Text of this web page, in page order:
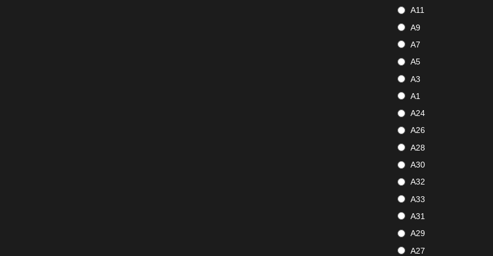
A11
A9
A7
A5
A3
A1
A24
A26
A28
A30
A32
A33
A31
A29
A27